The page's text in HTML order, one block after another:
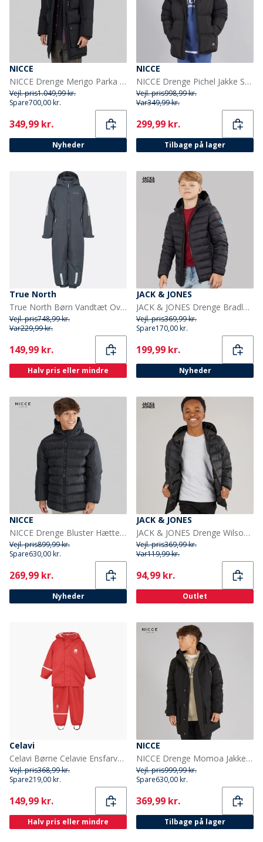
NICCE
NICCE Drenge Merigo Parka Jakke Sort
Vejl. pris1.049,99 kr.
Spare700,00 kr.
Current
349,99 kr.
Nyheder
NICCE
NICCE Drenge Pichel Jakke Sort
Vejl. pris998,99 kr.
Var349,99 kr.
Current
299,99 kr.
Tilbage på lager
True North
True North Børn Vandtæt Overalls Oxford Snedragt Nattehimmel
Vejl. pris748,99 kr.
Var229,99 kr.
Current
149,99 kr.
Halv pris eller mindre
JACK & JONES
JACK & JONES Drenge Bradley Let Dunjakke Sort
Vejl. pris369,99 kr.
Spare170,00 kr.
Current
199,99 kr.
Nyheder
NICCE
NICCE Drenge Bluster Hætte Polstret Jakke Sort
Vejl. pris899,99 kr.
Spare630,00 kr.
Current
269,99 kr.
Nyheder
JACK & JONES
JACK & JONES Drenge Wilson Puffer Jakke Sort
Vejl. pris369,99 kr.
Var119,99 kr.
Current
94,99 kr.
Outlet
Celavi
Celavi Børne Celavie Ensfarvet PU Basis Regntøjs Sæt Baked Apple
Vejl. pris368,99 kr.
Spare219,00 kr.
Current
149,99 kr.
Halv pris eller mindre
NICCE
NICCE Drenge Momoa Jakke Sort
Vejl. pris999,99 kr.
Spare630,00 kr.
Current
369,99 kr.
Tilbage på lager